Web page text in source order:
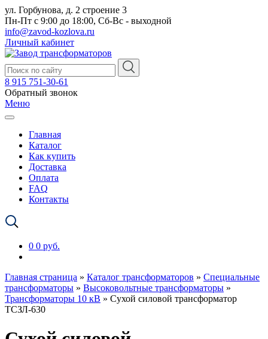
ул. Горбунова, д. 2 строение 3
Пн-Пт с 9:00 до 18:00, Сб-Вс - выходной
info@zavod-kozlova.ru
Личный кабинет
8 915 751-30-61
Обратный звонок
Меню
Главная
Каталог
Как купить
Доставка
Оплата
FAQ
Контакты
0 0 руб.
Главная страница » Каталог трансформаторов » Специальные
трансформаторы » Высоковольтные трансформаторы »
Трансформаторы 10 кВ » Сухой силовой трансформатор
ТСЗЛ-630